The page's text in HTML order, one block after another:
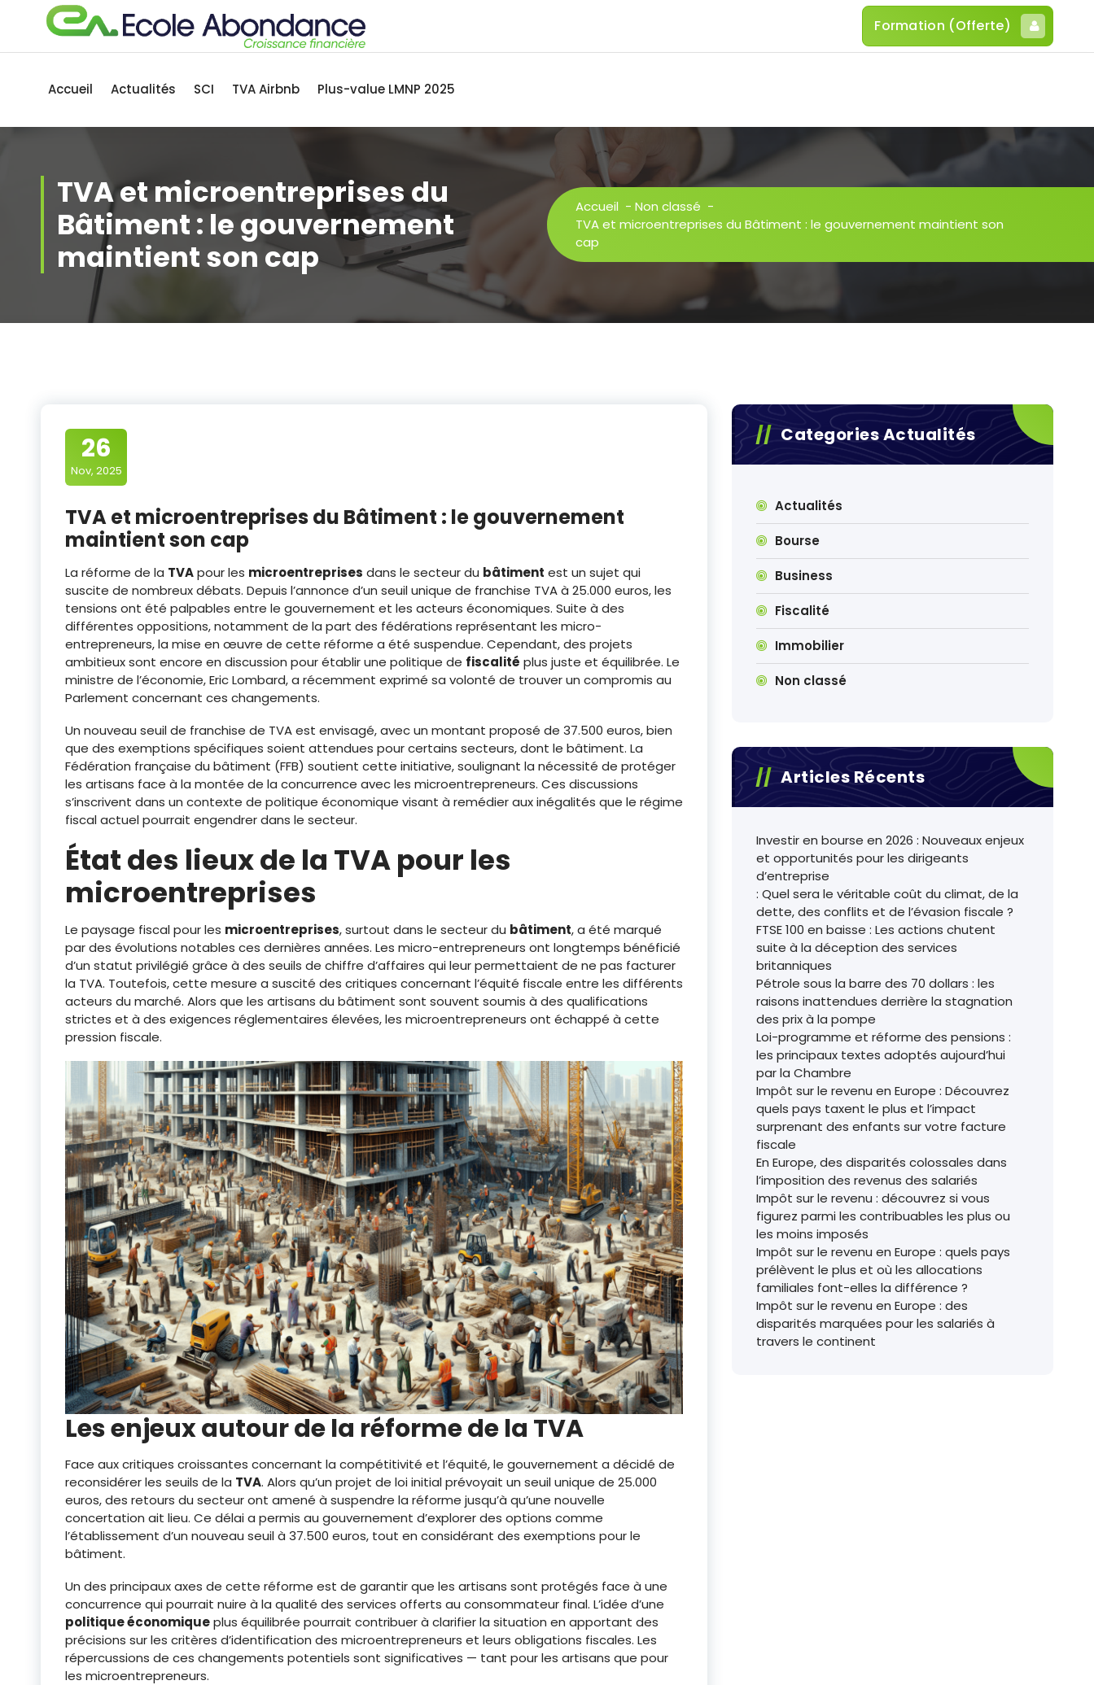
Formation (Offerte)
Accueil Actualités SCI TVA Airbnb Plus-value LMNP 2025
TVA et microentreprises du
Bâtiment : le gouvernement
maintient son cap
Accueil - Non classé -
TVA et microentreprises du Bâtiment : le gouvernement maintient son
cap
26
Nov, 2025
TVA et microentreprises du Bâtiment : le gouvernement
maintient son cap
La réforme de la TVApour les microentreprises dans le secteur du bâtiment est un sujet qui
suscite de nombreux débats. Depuis l’annonce d’un seuil unique de franchise TVA à 25.000 euros, les
tensions ont été palpables entre le gouvernement et les acteurs économiques. Suite à des
différentes oppositions, notamment de la part des fédérations représentant les micro-
entrepreneurs, la mise en œuvre de cette réforme a été suspendue. Cependant, des projets
ambitieux sont encore en discussion pour établir une politique de fiscalité plus juste et équilibrée. Le
ministre de l’économie, Eric Lombard, a récemment exprimé sa volonté de trouver un compromis au
Parlement concernant ces changements.
Un nouveau seuil de franchise de TVA est envisagé, avec un montant proposé de 37.500 euros, bien
que des exemptions spécifiques soient attendues pour certains secteurs, dont le bâtiment. La
Fédération française du bâtiment (FFB) soutient cette initiative, soulignant la nécessité de protéger
les artisans face à la montée de la concurrence avec les microentrepreneurs. Ces discussions
s’inscrivent dans un contexte de politique économique visant à remédier aux inégalités que le régime
fiscal actuel pourrait engendrer dans le secteur.
État des lieux de la TVA pour les
microentreprises
Le paysage fiscal pour les microentreprises, surtout dans le secteur du bâtiment, a été marqué
par des évolutions notables ces dernières années. Les micro-entrepreneurs ont longtemps bénéficié
d’un statut privilégié grâce à des seuils de chiffre d’affaires qui leur permettaient de ne pas facturer
la TVA. Toutefois, cette mesure a suscité des critiques concernant l’équité fiscale entre les différents
acteurs du marché. Alors que les artisans du bâtiment sont souvent soumis à des qualifications
strictes et à des exigences réglementaires élevées, les microentrepreneurs ont échappé à cette
pression fiscale.
Les enjeux autour de la réforme de la TVA
Face aux critiques croissantes concernant la compétitivité et l’équité, le gouvernement a décidé de
reconsidérer les seuils de la TVA. Alors qu’un projet de loi initial prévoyait un seuil unique de 25.000
euros, des retours du secteur ont amené à suspendre la réforme jusqu’à qu’une nouvelle
concertation ait lieu. Ce délai a permis au gouvernement d’explorer des options comme
l’établissement d’un nouveau seuil à 37.500 euros, tout en considérant des exemptions pour le
bâtiment.
Un des principaux axes de cette réforme est de garantir que les artisans sont protégés face à une
concurrence qui pourrait nuire à la qualité des services offerts au consommateur final. L’idée d’une
politique économiqueplus équilibrée pourrait contribuer à clarifier la situation en apportant des
précisions sur les critères d’identification des microentrepreneurs et leurs obligations fiscales. Les
répercussions de ces changements potentiels sont significatives — tant pour les artisans que pour
les microentrepreneurs.
Categories Actualités
Actualités
Bourse
Business
Fiscalité
Immobilier
Non classé
Articles Récents
Investir en bourse en 2026 : Nouveaux enjeux
et opportunités pour les dirigeants
d’entreprise
: Quel sera le véritable coût du climat, de la
dette, des conflits et de l’évasion fiscale ?
FTSE 100 en baisse : Les actions chutent
suite à la déception des services
britanniques
Pétrole sous la barre des 70 dollars : les
raisons inattendues derrière la stagnation
des prix à la pompe
Loi-programme et réforme des pensions :
les principaux textes adoptés aujourd’hui
par la Chambre
Impôt sur le revenu en Europe : Découvrez
quels pays taxent le plus et l’impact
surprenant des enfants sur votre facture
fiscale
En Europe, des disparités colossales dans
l’imposition des revenus des salariés
Impôt sur le revenu : découvrez si vous
figurez parmi les contribuables les plus ou
les moins imposés
Impôt sur le revenu en Europe : quels pays
prélèvent le plus et où les allocations
familiales font-elles la différence ?
Impôt sur le revenu en Europe : des
disparités marquées pour les salariés à
travers le continent